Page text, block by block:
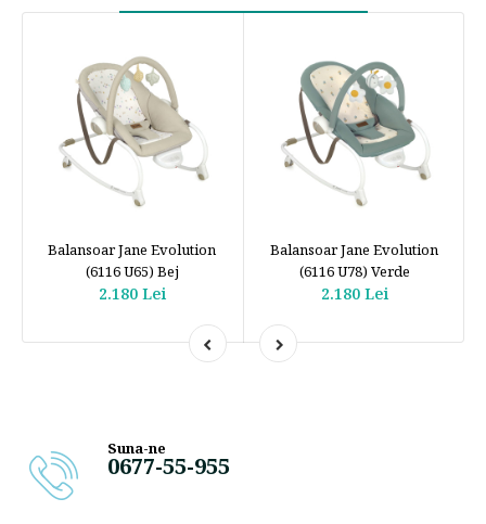
Balansoar Jane Evolution
(6116 U65) Bej
2.180 Lei
Balansoar Jane Evolution
(6116 U78) Verde
2.180 Lei
Suna-ne
0677-55-955